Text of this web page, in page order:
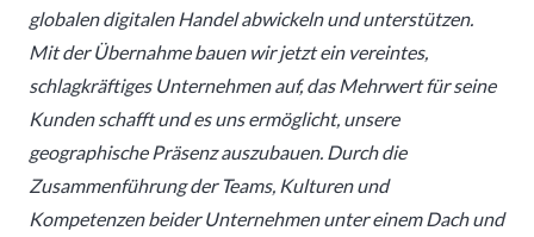
globalen digitalen Handel abwickeln und unterstützen.
Mit der Übernahme bauen wir jetzt ein vereintes,
schlagkräftiges Unternehmen auf, das Mehrwert für seine
Kunden schafft und es uns ermöglicht, unsere
geographische Präsenz auszubauen. Durch die
Zusammenführung der Teams, Kulturen und
Kompetenzen beider Unternehmen unter einem Dach und